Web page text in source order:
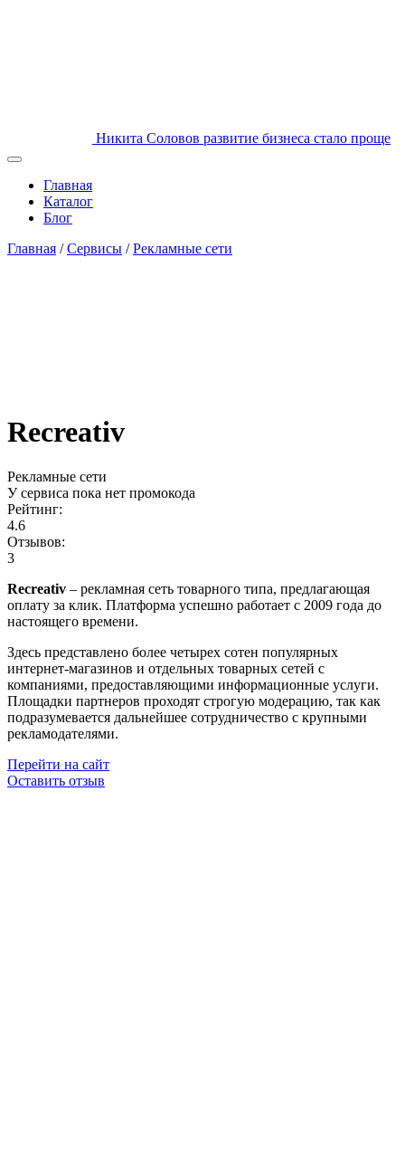
Никита Соловов развитие бизнеса стало проще
Главная
Каталог
Блог
Главная / Сервисы / Рекламные сети
Recreativ
Рекламные сети
У сервиса пока нет промокода
Рейтинг:
4.6
Отзывов:
3
Recreativ – рекламная сеть товарного типа, предлагающая
оплату за клик. Платформа успешно работает с 2009 года до
настоящего времени.
Здесь представлено более четырех сотен популярных
интернет-магазинов и отдельных товарных сетей с
компаниями, предоставляющими информационные услуги.
Площадки партнеров проходят строгую модерацию, так как
подразумевается дальнейшее сотрудничество с крупными
рекламодателями.
Перейти на сайт
Оставить отзыв